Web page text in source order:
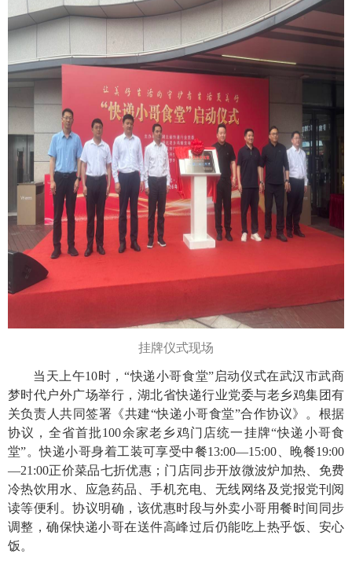
挂牌仪式现场
当天上午10时，“快递小哥食堂”启动仪式在武汉市武商
梦时代户外广场举行，湖北省快递行业党委与老乡鸡集团有
关负责人共同签署《共建“快递小哥食堂”合作协议》。根据
协议，全省首批100余家老乡鸡门店统一挂牌“快递小哥食
堂”。快递小哥身着工装可享受中餐13:00—15:00、晚餐19:00
—21:00正价菜品七折优惠；门店同步开放微波炉加热、免费
冷热饮用水、应急药品、手机充电、无线网络及党报党刊阅
读等便利。协议明确，该优惠时段与外卖小哥用餐时间同步
调整，确保快递小哥在送件高峰过后仍能吃上热乎饭、安心
饭。